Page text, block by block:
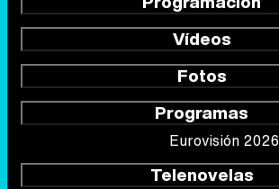
Vídeos
Fotos
Programas
Eurovisión 2026
Telenovelas